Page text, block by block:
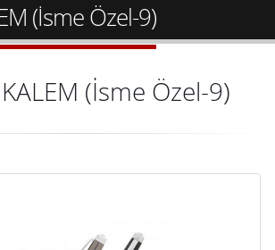
(İsme Özel-9)
(İsme Özel-9)